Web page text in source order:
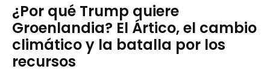
¿Por qué Trump quiere
Groenlandia? El Ártico, el cambio
climático y la batalla por los
recursos